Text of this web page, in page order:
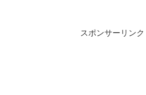
スポンサーリンク